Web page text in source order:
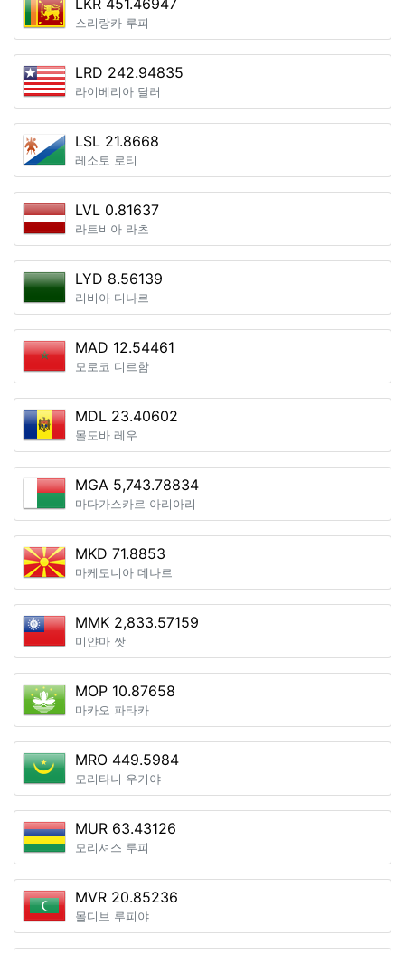
LKR 451.46947
스리랑카 루피
LRD 242.94835
라이베리아 달러
LSL 21.8668
레소토 로티
LVL 0.81637
라트비아 라츠
LYD 8.56139
리비아 디나르
MAD 12.54461
모로코 디르함
MDL 23.40602
몰도바 레우
MGA 5,743.78834
마다가스카르 아리아리
MKD 71.8853
마케도니아 데나르
MMK 2,833.57159
미얀마 짯
MOP 10.87658
마카오 파타카
MRO 449.5984
모리타니 우기야
MUR 63.43126
모리셔스 루피
MVR 20.85236
몰디브 루피야